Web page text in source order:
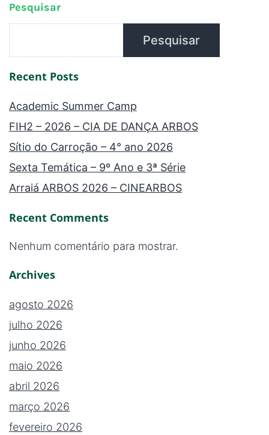
Pesquisar
Pesquisar
Recent Posts
Academic Summer Camp
FIH2 – 2026 – CIA DE DANÇA ARBOS
Sítio do Carroção – 4° ano 2026
Sexta Temática – 9º Ano e 3ª Série
Arraiá ARBOS 2026 – CINEARBOS
Recent Comments
Nenhum comentário para mostrar.
Archives
agosto 2026
julho 2026
junho 2026
maio 2026
abril 2026
março 2026
fevereiro 2026